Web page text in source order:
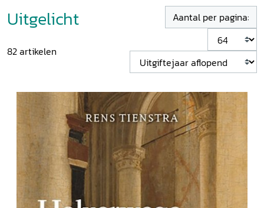
Uitgelicht
82artikelen
Aantal per pagina: